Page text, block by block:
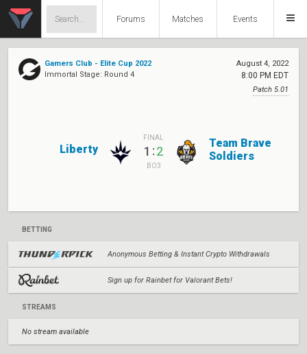
Forums Matches Events
Gamers Club - Elite Cup 2022
Immortal Stage: Round 4
August 4, 2022
8:00 PM EDT
Patch 5.01
Liberty
FINAL
1:2
BO3
Team Brave
Soldiers
BETTING
Anonymous Betting & Instant Crypto Withdrawals
Sign up for Rainbet for Valorant Bets!
STREAMS
No stream available